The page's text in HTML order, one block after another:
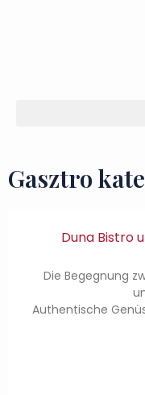
Gasztro
Duna Bistro
Die Begegnung
Authentische